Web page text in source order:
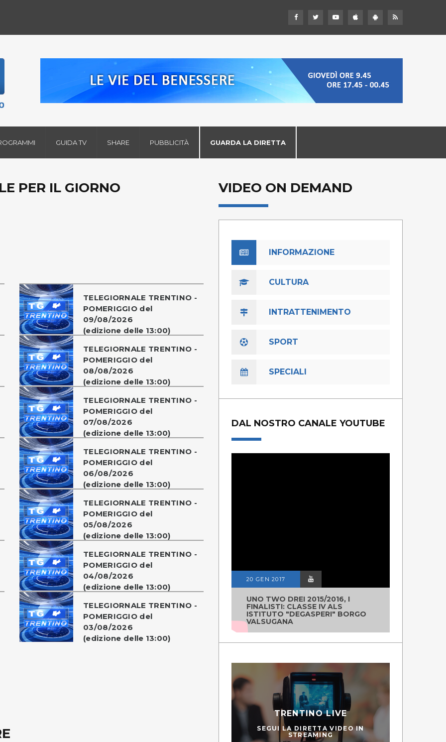
GUIDA TV SHARE PUBBLICITÀ GUARDA LA DIRETTA
PER IL GIORNO
TELEGIORNALE TRENTINO -
POMERIGGIO del
09/08/2026
(edizione delle 13:00)
TELEGIORNALE TRENTINO -
POMERIGGIO del
08/08/2026
(edizione delle 13:00)
TELEGIORNALE TRENTINO -
POMERIGGIO del
07/08/2026
(edizione delle 13:00)
TELEGIORNALE TRENTINO -
POMERIGGIO del
06/08/2026
(edizione delle 13:00)
TELEGIORNALE TRENTINO -
POMERIGGIO del
05/08/2026
(edizione delle 13:00)
TELEGIORNALE TRENTINO -
POMERIGGIO del
04/08/2026
(edizione delle 13:00)
TELEGIORNALE TRENTINO -
POMERIGGIO del
03/08/2026
(edizione delle 13:00)
VIDEO ON DEMAND
INFORMAZIONE
CULTURA
INTRATTENIMENTO
SPORT
SPECIALI
DAL NOSTRO CANALE YOUTUBE
20 GEN 2017
UNO TWO DREI 2015/2016, I
FINALISTI: CLASSE IV ALS
ISTITUTO "DEGASPERI" BORGO
VALSUGANA
TRENTINO LIVE
SEGUI LA DIRETTA VIDEO IN
STREAMING